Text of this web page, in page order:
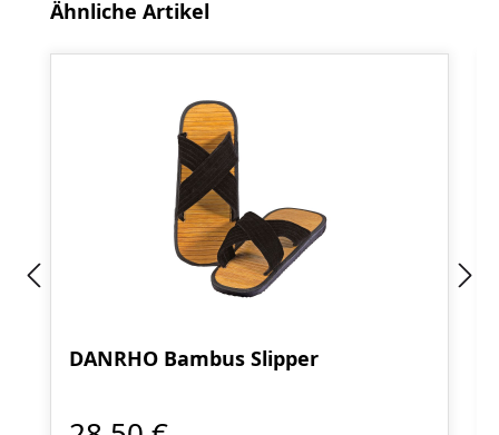
Produktgalerie überspringen
Ähnliche Artikel
DANRHO Bambus Slipper